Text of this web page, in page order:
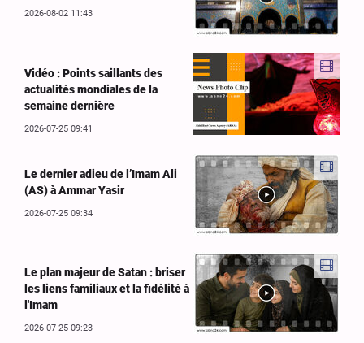
2026-08-02 11:43
Vidéo : Points saillants des
actualités mondiales de la
semaine dernière
2026-07-25 09:41
Le dernier adieu de l’Imam Ali
(AS) à Ammar Yasir
2026-07-25 09:34
Le plan majeur de Satan : briser
les liens familiaux et la fidélité à
l'Imam
2026-07-25 09:23